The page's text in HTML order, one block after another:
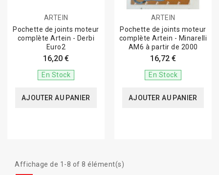
ARTEIN
Pochette de joints moteur
complète Artein - Derbi
Euro2
16,20 €
En Stock
AJOUTER AU PANIER
ARTEIN
Pochette de joints moteur
complète Artein - Minarelli
AM6 à partir de 2000
16,72 €
En Stock
AJOUTER AU PANIER
Affichage de 1-8 of 8 élément(s)